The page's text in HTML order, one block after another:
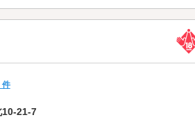
件
10-21-7